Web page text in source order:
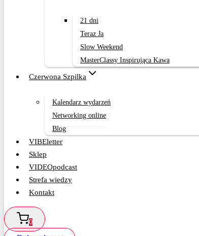
21 dni
Teraz Ja
Slow Weekend
MasterClassy Inspirująca Kawa
Czerwona Szpilka
Kalendarz wydarzeń
Networking online
Blog
VIBEletter
Sklep
VIDEOpodcast
Strefa wiedzy
Kontakt
0